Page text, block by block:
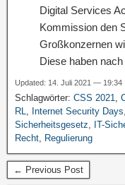
Digital Services
Kommission den
Großkonzernen
Diese haben
Updated: 14. Juli 2021 — 19:34
Schlagwörter: CSS 2021,
RL, Internet Security Days,
Sicherheitsgesetz, IT-
Recht, Regulierung
← Previous Post